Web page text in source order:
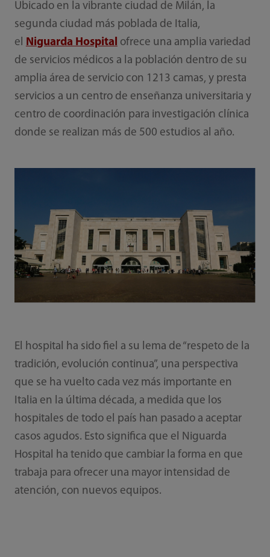
Ubicado en la vibrante ciudad de Milán, la
segunda ciudad más poblada de Italia,
el Niguarda Hospital ofrece una amplia variedad
de servicios médicos a la población dentro de su
amplia área de servicio con 1213 camas, y presta
servicios a un centro de enseñanza universitaria y
centro de coordinación para investigación clínica
donde se realizan más de 500 estudios al año.
El hospital ha sido fiel a su lema de “respeto de la
tradición, evolución continua”, una perspectiva
que se ha vuelto cada vez más importante en
Italia en la última década, a medida que los
hospitales de todo el país han pasado a aceptar
casos agudos. Esto significa que el Niguarda
Hospital ha tenido que cambiar la forma en que
trabaja para ofrecer una mayor intensidad de
atención, con nuevos equipos.